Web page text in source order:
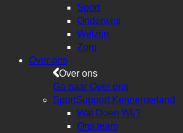
Sport
Onderwijs
Welzijn
Zorg
Over ons
Over ons
Ga naar Over ons
SportSupport Kennemerland
Wat Doen Wij?
Ons team